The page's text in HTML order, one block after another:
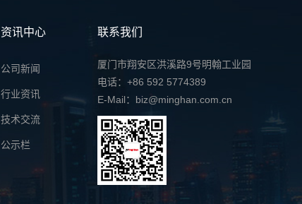
资讯中心
公司新闻
行业资讯
技术交流
公示栏
联系我们
厦门市翔安区洪溪路9号明翰工业园
电话：+86 592 5774389
E-Mail：biz@minghan.com.cn